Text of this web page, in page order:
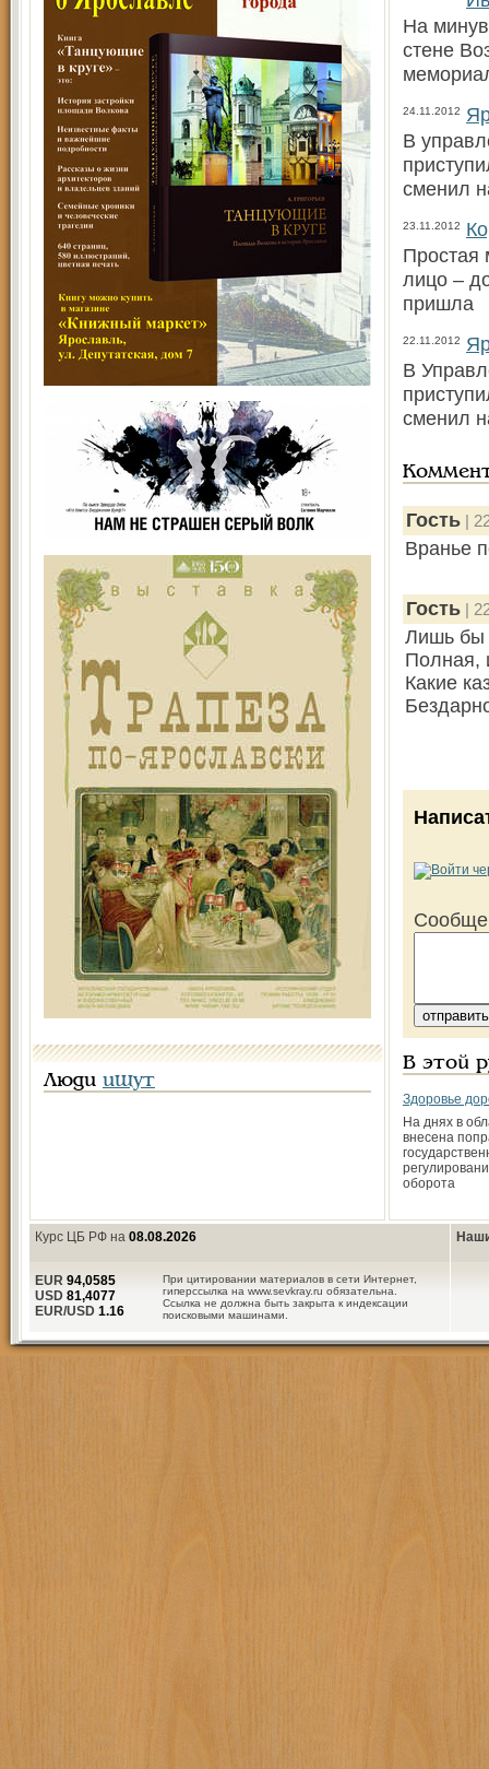
Люди ищут
На
стене
24.11.2012
В
сменил
23.11.2012
Простая
лицо –
пришла
22.11.2012
В
сменил
Гость |
Вранье
Гость |
Лишь бы
Полная,
Какие
В этой
Здоровье
На днях в
внесена
оборота
Курс ЦБ РФ на 08.08.2026
При цитировании материалов в сети Интернет,
гиперссылка на www.sevkray.ru обязательна.
Ссылка не должна быть закрыта к индексации
поисковыми машинами.
EUR 94,0585
USD 81,4077
EUR/USD 1.16